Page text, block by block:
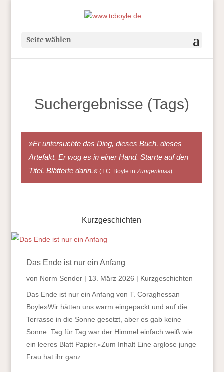
Seite wählen
Suchergebnisse (Tags)
»Er untersuchte das Ding, dieses Buch, dieses
Artefakt. Er wog es in einer Hand. Starrte auf den
Titel. Blätterte darin.« (T.C. Boyle in Zungenkuss)
Kurzgeschichten
Das Ende ist nur ein Anfang
von Norm Sender| 13. März 2026 | Kurzgeschichten
Das Ende ist nur ein Anfang von T. Coraghessan
Boyle»Wir hätten uns warm eingepackt und auf die
Terrasse in die Sonne gesetzt, aber es gab keine
Sonne: Tag für Tag war der Himmel einfach weiß wie
ein leeres Blatt Papier.«Zum Inhalt Eine arglose junge
Frau hat ihr ganz...